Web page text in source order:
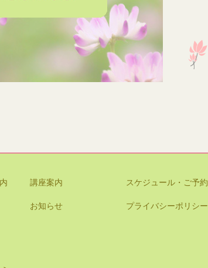
講座案内 スケジュール・ご予約
お知らせ プライバシーポリシー